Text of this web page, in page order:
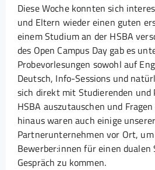
Diese Woche konnten sich
und Eltern wieder einen guten
einem Studium an der HSBA
des Open Campus Day gab es
Probevorlesungen sowohl auf
Deutsch, Info-Sessions und
sich direkt mit Studierenden und
HSBA auszutauschen und
hinaus waren auch einige unserer
Partnerunternehmen vor Ort,
Bewerber:innen für einen
Gespräch zu kommen.